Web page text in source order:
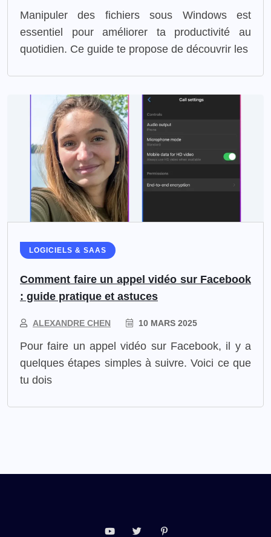
Manipuler des fichiers sous Windows est
essentiel pour améliorer ta productivité au
quotidien. Ce guide te propose de découvrir les
LOGICIELS & SAAS
Comment faire un appel vidéo sur Facebook
: guide pratique et astuces
ALEXANDRE CHEN 10 MARS 2025
Pour faire un appel vidéo sur Facebook, il y a
quelques étapes simples à suivre. Voici ce que
tu dois